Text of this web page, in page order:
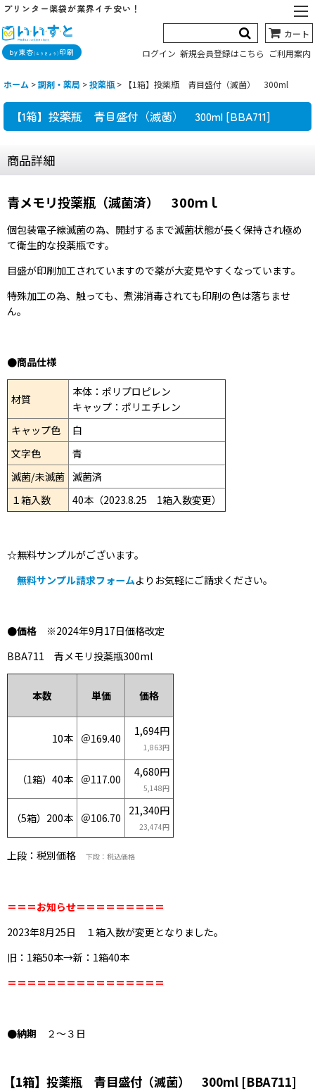
プリンター薬袋が業界イチ安い！
by東杏(とうきょう) 印刷
カート
ログイン 新規会員登録はこちら ご利用案内
ホーム >調剤・薬局 >投薬瓶 > 【1箱】投薬瓶 青目盛付（滅菌） 300ml
【1箱】投薬瓶 青目盛付（滅菌） 300ml [BBA711]
商品詳細
青メモリ投薬瓶（滅菌済） 300ｍｌ
個包装電子線滅菌の為、開封するまで滅菌状態が長く保持され極め
て衛生的な投薬瓶です。
目盛が印刷加工されていますので薬が大変見やすくなっています。
特殊加工の為、触っても、煮沸消毒されても印刷の色は落ちませ
ん。
●商品仕様
材質
本体：ポリプロピレン
キャップ：ポリエチレン
キャップ色
白
文字色
青
滅菌/未滅菌 滅菌済
１箱入数
40本 （2023.8.25 1箱入数変更）
☆無料サンプルがございます。
無料サンプル請求フォームよりお気軽にご請求ください。
●価格 ※2024年9月17日価格改定
BBA711 青メモリ投薬瓶300ml
本数 単価 価格
10本 ＠169.40
1,694円
1,863円
（1箱）40本 ＠117.00
4,680円
5,148円
（5箱）200本 ＠106.70
21,340円
23,474円
上段：税別価格 下段：税込価格
＝＝＝お知らせ＝＝＝＝＝＝＝＝＝
2023年8月25日 １箱入数が変更となりました。
旧：1箱50本→新：1箱40本
＝＝＝＝＝＝＝＝＝＝＝＝＝＝＝＝
●納期 ２〜３日
【1箱】投薬瓶 青目盛付（滅菌） 300ml [BBA711]